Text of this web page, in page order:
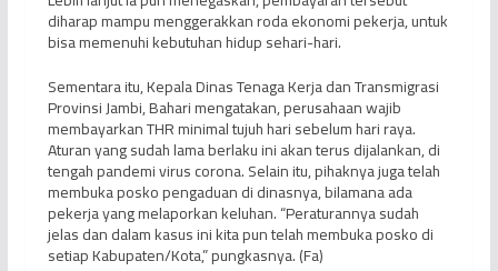
diharap mampu menggerakkan roda ekonomi pekerja, untuk
bisa memenuhi kebutuhan hidup sehari-hari.
Sementara itu, Kepala Dinas Tenaga Kerja dan Transmigrasi
Provinsi Jambi, Bahari mengatakan, perusahaan wajib
membayarkan THR minimal tujuh hari sebelum hari raya.
Aturan yang sudah lama berlaku ini akan terus dijalankan, di
tengah pandemi virus corona. Selain itu, pihaknya juga telah
membuka posko pengaduan di dinasnya, bilamana ada
pekerja yang melaporkan keluhan. “Peraturannya sudah
jelas dan dalam kasus ini kita pun telah membuka posko di
setiap Kabupaten/Kota,” pungkasnya. (Fa)